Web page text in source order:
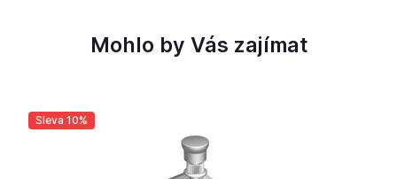
Mohlo by Vás zajímat
Sleva 10%